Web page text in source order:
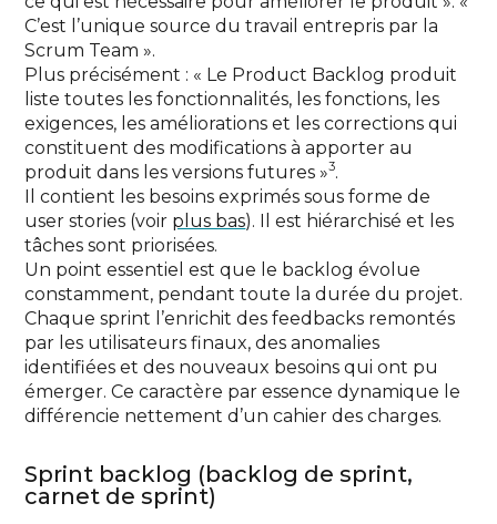
C’est l’unique source du travail entrepris par la
Scrum Team ».
Plus précisément : « Le Product Backlog produit
liste toutes les fonctionnalités, les fonctions, les
exigences, les améliorations et les corrections qui
constituent des modifications à apporter au
produit dans les versions futures »3.
Il contient les besoins exprimés sous forme de
user stories (voir plus bas). Il est hiérarchisé et les
tâches sont priorisées.
Un point essentiel est que le backlog évolue
constamment, pendant toute la durée du projet.
Chaque sprint l’enrichit des feedbacks remontés
par les utilisateurs finaux, des anomalies
identifiées et des nouveaux besoins qui ont pu
émerger. Ce caractère par essence dynamique le
différencie nettement d’un cahier des charges.
Sprint backlog (backlog de sprint,
carnet de sprint)